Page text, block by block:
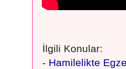
İlgili Konular:
- Hamilelikte